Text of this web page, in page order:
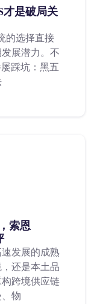
才是破局关
的选择直接
展潜力。不
踩坑：黑五
索恩
发展的成熟
还是本土品
跨境供应链
物